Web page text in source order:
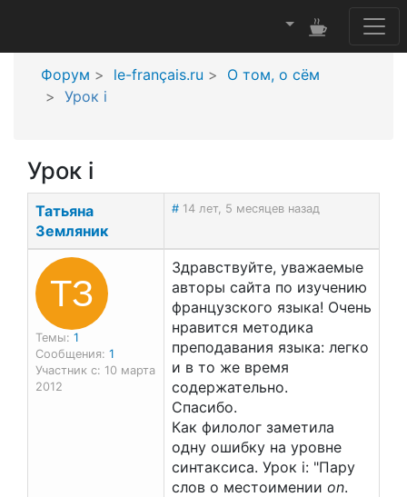
Форум le-français.ru
О том, о сём
Урок i
Урок i
Татьяна
Земляник
# 14 лет, 5 месяцев назад
ТЗ
Темы: 1
Сообщения: 1
Участник с: 10 марта
2012
Здравствуйте, уважаемые
авторы сайта по изучению
французского языка! Очень
нравится методика
преподавания языка: легко
и в то же время
содержательно.
Спасибо.
Как филолог заметила
одну ошибку на уровне
синтаксиса. Урок i: "Пару
слов о местоимении on.